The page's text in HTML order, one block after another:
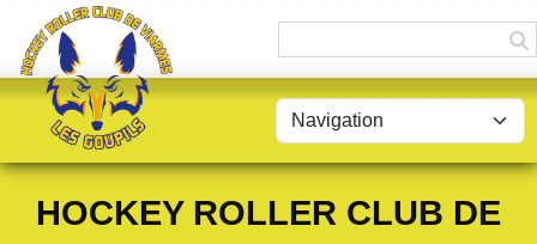
HOCKEY ROLLER CLUB DE
Panneau de gestion des cookies